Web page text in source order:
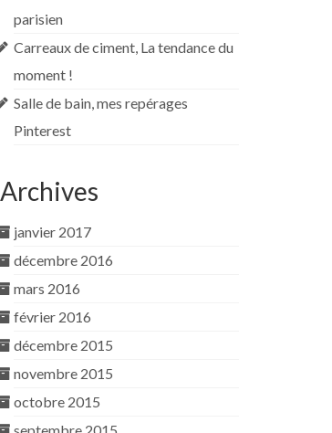
parisien
Carreaux de ciment, La tendance du
moment !
Salle de bain, mes repérages
Pinterest
Archives
janvier 2017
décembre 2016
mars 2016
février 2016
décembre 2015
novembre 2015
octobre 2015